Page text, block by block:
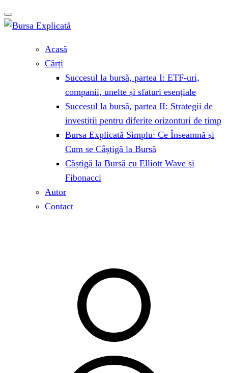
Acasă
Cărți
Succesul la bursă, partea I: ETF-uri,
companii, unelte și sfaturi esențiale
Succesul la bursă, partea II: Strategii de
investiții pentru diferite orizonturi de timp
Bursa Explicată Simplu: Ce Înseamnă și
Cum se Câștigă la Bursă
Câștigă la Bursă cu Elliott Wave și
Fibonacci
Autor
Contact